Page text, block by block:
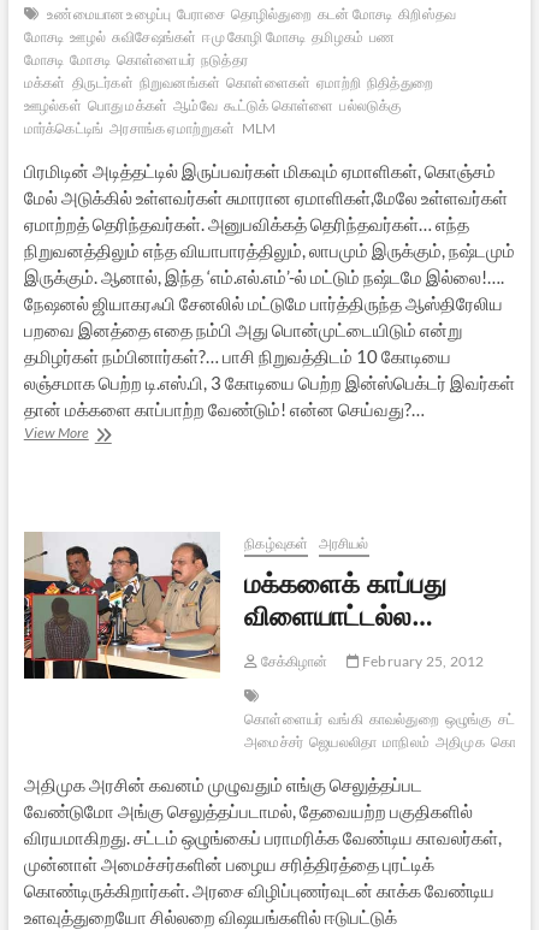
உண்மையான உழைப்பு பேராசை தொழில்துறை கடன் மோசடி கிறிஸ்தவ
மோசடி ஊழல் சுவிசேஷங்கள் ஈமு கோழி மோசடி தமிழகம் பண
மோசடி மோசடி கொள்ளையர் நடுத்தர
மக்கள் திருடர்கள் நிறுவனங்கள் கொள்ளைகள் ஏமாற்றி நிதித்துறை
ஊழல்கள் பொது மக்கள் ஆம்வே கூட்டுக் கொள்ளை பல்லடுக்கு
மார்க்கெட்டிங் அரசாங்க ஏமாற்றுகள் MLM
பிரமிடின் அடித்தட்டில் இருப்பவர்கள் மிகவும் ஏமாளிகள், கொஞ்சம்
மேல் அடுக்கில் உள்ளவர்கள் சுமாரான ஏமாளிகள்,மேலே உள்ளவர்கள்
ஏமாற்றத் தெரிந்தவர்கள். அனுபவிக்கத் தெரிந்தவர்கள்… எந்த
நிறுவனத்திலும் எந்த வியாபாரத்திலும், லாபமும் இருக்கும், நஷ்டமும்
இருக்கும். ஆனால், இந்த ‘எம்.எல்.எம்’-ல் மட்டும் நஷ்டமே இல்லை!….
நேஷனல் ஜியாகரஃபி சேனலில் மட்டுமே பார்த்திருந்த ஆஸ்திரேலிய
பறவை இனத்தை எதை நம்பி அது பொன்முட்டையிடும் என்று
தமிழர்கள் நம்பினார்கள்?… பாசி நிறுவத்திடம் 10 கோடியை
லஞ்சமாக பெற்ற டி.எஸ்.பி, 3 கோடியை பெற்ற இன்ஸ்பெக்டர் இவர்கள்
தான் மக்களை காப்பாற்ற வேண்டும்! என்ன செய்வது?…
View Moreஈமு
முகங்கள்
நிகழ்வுகள் அரசியல்
மக்களைக் காப்பது
விளையாட்டல்ல…
சேக்கிழான் February 25, 2012
கொள்ளையர் வங்கி காவல்துறை ஒழுங்கு சட்டம்
அமைச்சர் ஜெயலலிதா மாநிலம் அதிமுக
அதிமுக அரசின் கவனம் முழுவதும் எங்கு செலுத்தப்பட
வேண்டுமோ அங்கு செலுத்தப்படாமல், தேவையற்ற பகுதிகளில்
விரயமாகிறது. சட்டம் ஒழுங்கைப் பராமரிக்க வேண்டிய காவலர்கள்,
முன்னாள் அமைச்சர்களின் பழைய சரித்திரத்தை புரட்டிக்
கொண்டிருக்கிறார்கள். அரசை விழிப்புணர்வுடன் காக்க வேண்டிய
உளவுத்துறையோ சில்லறை விஷயங்களில் ஈடுபட்டுக்